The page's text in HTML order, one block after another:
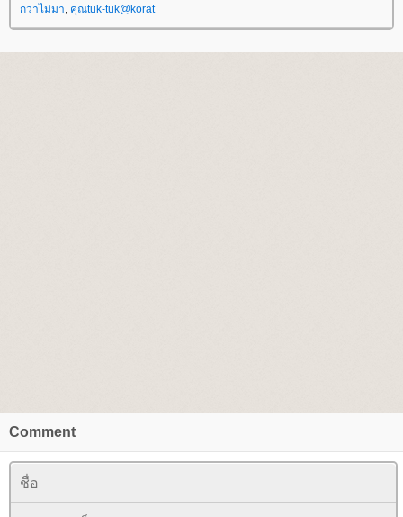
กว่าไม่มา, คุณtuk-tuk@korat
Comment